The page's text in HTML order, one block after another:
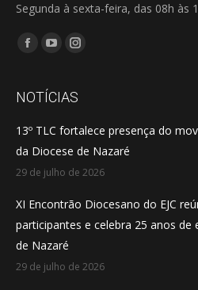
Segunda à sexta-feira, das 08h às
Encontre-nos em:
Facebook
opens
new
window
YouTube
opens
new
window
Instagram
opens
new
window
NOTÍCIAS
13º TLC fortalece presença do
da Diocese de Nazaré
29 de julho de 2026
XI Encontrão Diocesano do EJC
participantes e celebra 25 anos de
de Nazaré
29 de julho de 2026